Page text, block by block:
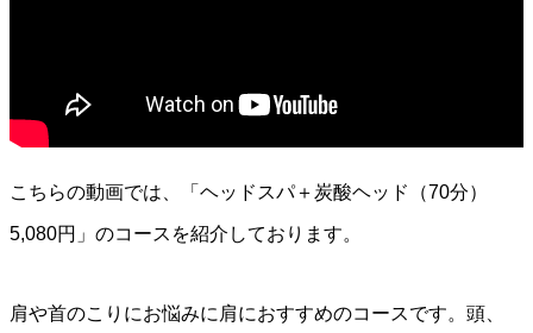
こちらの動画では、「ヘッドスパ＋炭酸ヘッド（70分）
5,080円」のコースを紹介しております。
肩や首のこりにお悩みに肩におすすめのコースです。頭、